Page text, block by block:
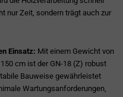
nur Zeit, sondern trägt auch zur
Einsatz: Mit einem Gewicht von
cm ist der GN-18 (Z) robust
Bauweise gewährleistet
Wartungsanforderungen,